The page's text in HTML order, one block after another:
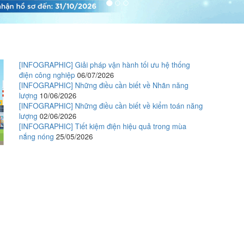
[INFOGRAPHIC] Giải pháp vận hành tối ưu hệ thống
điện công nghiệp06/07/2026
[INFOGRAPHIC] Những điều cần biết về Nhãn năng
lượng 10/06/2026
[INFOGRAPHIC] Những điều cần biết về kiểm toán năng
lượng02/06/2026
[INFOGRAPHIC] Tiết kiệm điện hiệu quả trong mùa
nắng nóng25/05/2026